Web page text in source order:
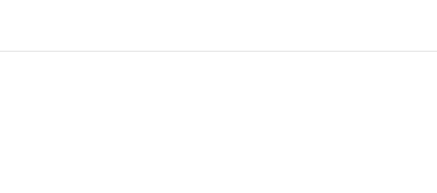
Трофи